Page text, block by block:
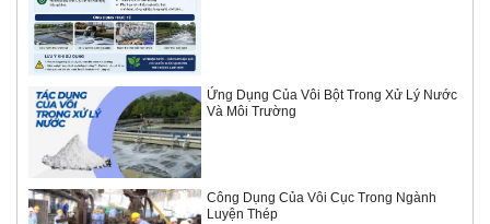
Ứng Dụng Của Vôi Bột Trong Xử Lý Nước
Và Môi Trường
Công Dụng Của Vôi Cục Trong Ngành
Luyện Thép